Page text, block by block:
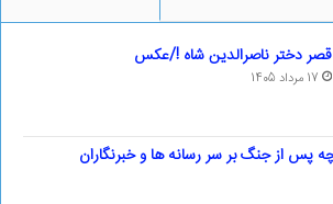
قصر دختر ناصرالدین شاه !/عکس
17 مرداد 1405
پس از جنگ بر سر رسانه ها و خبرنگاران